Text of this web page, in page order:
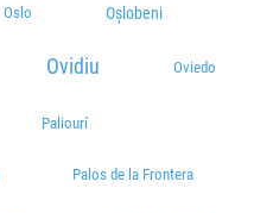
Oslo Oșlobeni
Ovidiu Oviedo
Paliourí
Palos de la Frontera